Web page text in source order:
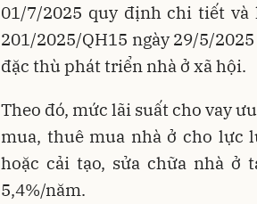
01/7/2025 quy định chi tiết
201/2025/QH15 ngày 29/5/
đặc thù phát triển nhà ở xã hội.
Theo đó, mức lãi suất cho vay
mua, thuê mua nhà ở cho lực
hoặc cải tạo, sửa chữa nhà ở
5,4%/năm.